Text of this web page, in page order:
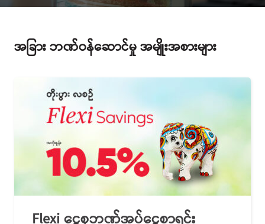
အခြား ဘဏ်ဝန်ဆောင်မှု အမျိုးအစားများ